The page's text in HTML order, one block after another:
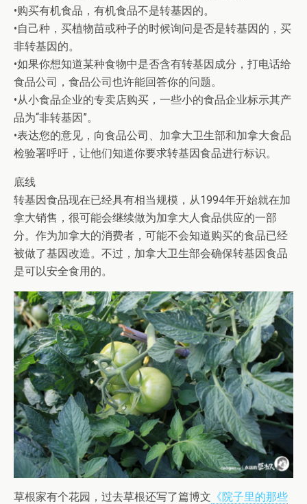
•购买有机食品，有机食品不是转基因的。
•自己种，买植物苗或种子的时候询问是否是转基因的，买
非转基因的。
•如果你想知道某种食物中是否含有转基因成分，打电话给
食品公司，食品公司也许能回答你的问题。
•从小食品企业的专卖店购买，一些小的食品企业标示其产
品为“非转基因”。
•表达您的意见，向食品公司、加拿大卫生部和加拿大食品
检验署呼吁，让他们知道你要求转基因食品进行标识。
底线
转基因食品现在已经具有相当规模，从1994年开始就在加
拿大销售，很可能会继续做为加拿大人食品供应的一部
分。作为加拿大的消费者，可能不会知道购买的食品已经
被做了基因改造。不过，加拿大卫生部会确保转基因食品
是可以安全食用的。
草根家有个花园，过去草根还写了篇博文 《院子里的那些